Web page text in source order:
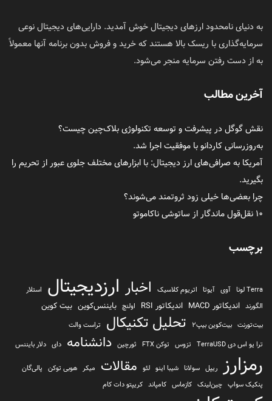
به دنیای نامحدود ارزهای دیجیتال خوش آمدید. دارایی‌های دیجیتال نوعی
سرمایه‌گذاری با ریسک بالا هستند که خرید و فروش بدون برنامه آنها معمولاً
به از دست رفتن سرمایه منجر می‌شود.
آخرین مطالب
نقش گوگل در پیشرفت و توسعه تکنولوژی بلاک‌چین چیست؟
به‌روزرسانی کاردانو با موفقیت اجرا شد.
آمریکا به صرافی‌های ارز دیجیتال: با ابزارهای مختلف جلوی عبور از تحریم را
بگیرید.
چرا بعضی‌ها خیلی زود ثروتمند می‌شوند؟
۱۰ نقل‌قول ماندگار از ساتوشی ناکاموتو
برچسب
Terra لونا آوی آیوتا اتریوم کلاسیک اخبار ارزدیجیتال
استلار
الگورند اندیکاتور MACD اندیکاتور RSI اولنچ بایننس‌کوین بیت کوین
بیت‌تورنت بیت‌کوین بیپ2 تحلیل تکنیکال
تراست والت
ترا یو اس دی TerraUSD
تزوس توکن FTX ثورچین دانشنامه دای دلار بایننس
رمزارز ریپل سولانا شیبا اینو لئو مقالات میکر هوبی توکن پالی‌گان
پنکیک سواپ چین‌لینک کازماس کامپاند کریپتو دات کام